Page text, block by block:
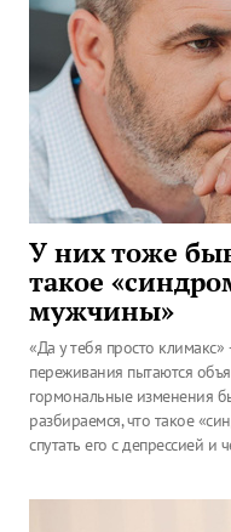
У них тоже
такое
мужчины»
«Да у тебя просто
переживания пытаются
гормональные изменения
разбираемся, что такое
спутать его с депрессией и